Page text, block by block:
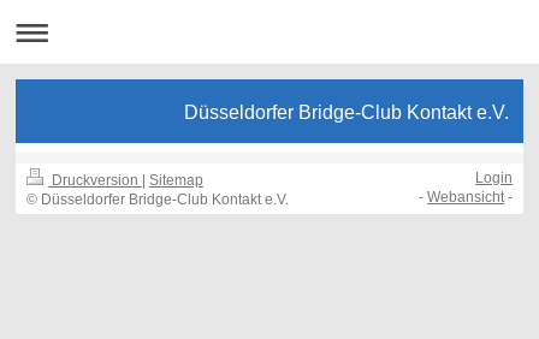
Düsseldorfer Bridge-Club Kontakt e.V.
Druckversion
Sitemap
© Düsseldorfer Bridge-Club Kontakt e.V.
Login
-Webansicht-